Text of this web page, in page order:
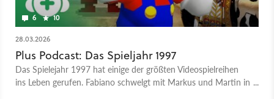
6 10
28.03.2026
Plus Podcast: Das Spieljahr 1997
Das Spielejahr 1997 hat einige der größten Videospielreihen
ins Leben gerufen. Fabiano schwelgt mit Markus und Martin in